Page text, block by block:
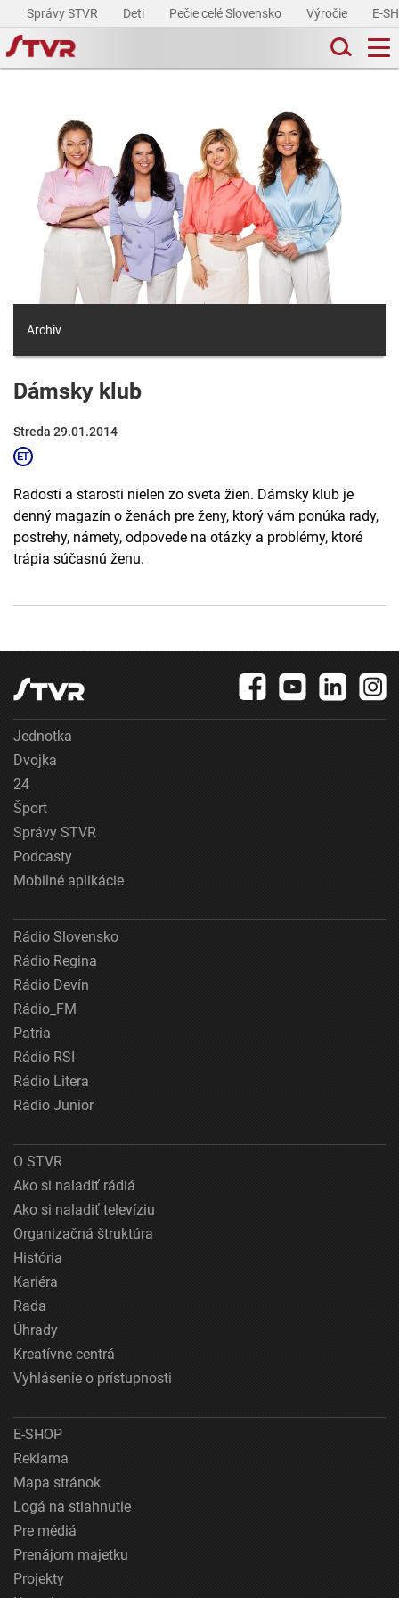
Správy STVR Deti Pečie celé Slovensko Výročie E-
Archív
Dámsky klub
Streda 29.01.2014
Radosti a starosti nielen zo sveta žien. Dámsky klub je
denný magazín o ženách pre ženy, ktorý vám ponúka rady,
postrehy, námety, odpovede na otázky a problémy, ktoré
trápia súčasnú ženu.
Jednotka
Dvojka
24
Šport
Správy STVR
Podcasty
Mobilné aplikácie
Rádio Slovensko
Rádio Regina
Rádio Devín
Rádio_FM
Patria
Rádio RSI
Rádio Litera
Rádio Junior
O STVR
Ako si naladiť rádiá
Ako si naladiť televíziu
Organizačná štruktúra
História
Kariéra
Rada
Úhrady
Kreatívne centrá
Vyhlásenie o prístupnosti
E-SHOP
Reklama
Mapa stránok
Logá na stiahnutie
Pre médiá
Prenájom majetku
Projekty